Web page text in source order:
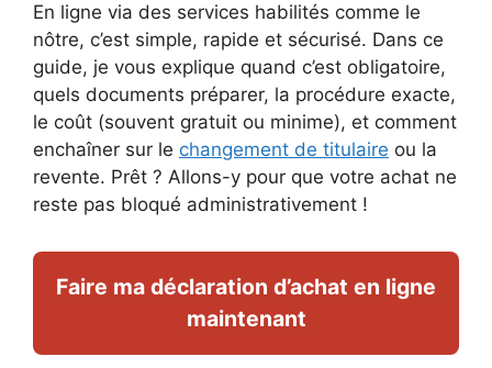
En ligne via des services habilités comme le
nôtre, c’est simple, rapide et sécurisé. Dans ce
guide, je vous explique quand c’est obligatoire,
quels documents préparer, la procédure exacte,
le coût (souvent gratuit ou minime), et comment
enchaîner sur le changement de titulaire ou la
revente. Prêt ? Allons-y pour que votre achat ne
reste pas bloqué administrativement !
Faire ma déclaration d’achat en ligne
maintenant